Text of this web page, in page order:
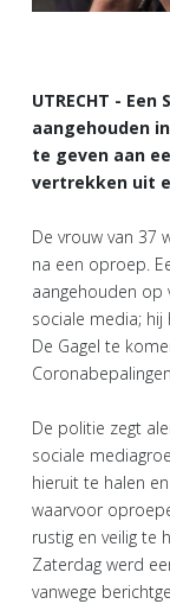
UTRECHT -
aangehouden
te geven aan
vertrekken uit
De vrouw van 37
na een oproep.
aangehouden op
sociale media;
De Gagel te
Coronabepalingen.
De politie zegt
sociale
hieruit te halen
waarvoor
rustig en veilig te
Zaterdag werd
vanwege